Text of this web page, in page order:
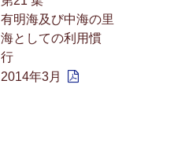
有明海及び中海の里
海としての利用慣
行
2014年3月